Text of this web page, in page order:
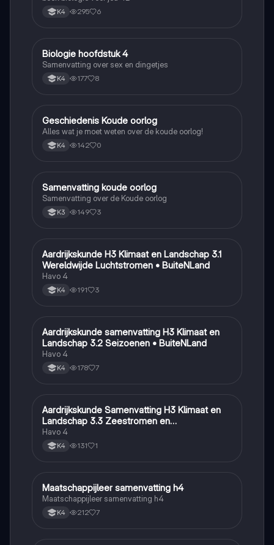
K4 295 6
Biologie
Biologie hoofdstuk 4
Samenvatting over sex en dingetjes
K4 177 8
Geschiedenis
Geschiedenis Koude oorlog
Alles wat je moet weten over de koude oorlog!
K4 142 0
Geschiedenis
Samenvatting koude oorlog
Samenvatting over de Koude oorlog
K3 149 3
Aardrijkskunde
Aardrijkskunde H3 Klimaat en Landschap 3.1
Wereldwijde Luchtstromen • BuiteNLand
Havo 4
K4 191 3
Aardrijkskunde
Aardrijkskunde samenvatting H3 Klimaat en
Landschap 3.2 Seizoenen • BuiteNLand
Havo 4
K4 178 7
Aardrijkskunde
Aardrijkskunde Samenvatting H3 Klimaat en
Landschap 3.3 Zeestromen en
Klimaatgebieden • BuiteNLand
Havo 4
K4 131 1
Maatschappijleer
Maatschappijleer samenvatting h4
Maatschappijleer samenvatting h4
K4 212 7